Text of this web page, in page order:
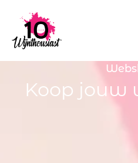
Koop jouw